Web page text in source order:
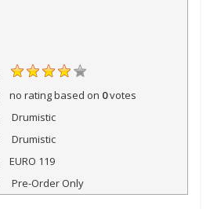
no ratingbased on 0votes
Drumistic
Drumistic
EURO 119
Pre-Order Only